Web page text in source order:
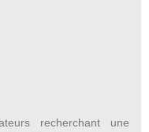
recherchant une